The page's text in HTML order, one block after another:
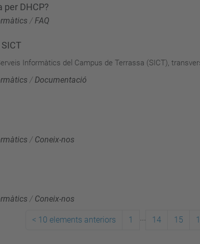
per DHCP?
/ FAQ
Informàtics del Campus de Terrassa (SICT),
/Documentació
/ Coneix-nos
/ Coneix-nos
< 10 elements anteriors 1 14 15